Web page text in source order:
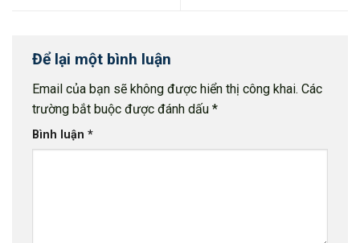
Để lại một bình luận
Email của bạn sẽ không được hiển thị công khai. Các
trường bắt buộc được đánh dấu *
Bình luận *